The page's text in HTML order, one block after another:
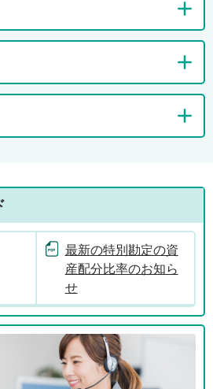
最新の特別勘定の資
産配分比率のお知ら
せ